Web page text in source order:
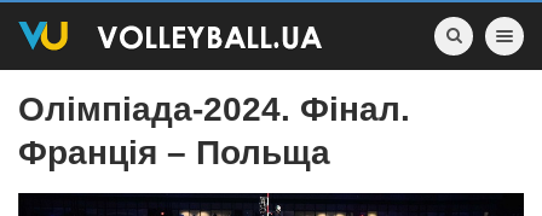
Toggle
Олімпіада-2024. Фінал.
Франція – Польща